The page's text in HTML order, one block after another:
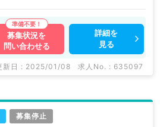
募集状況を
問い合わせる
詳細を
見る
新日 : 2025/01/08 求人No. : 635097
募集停止